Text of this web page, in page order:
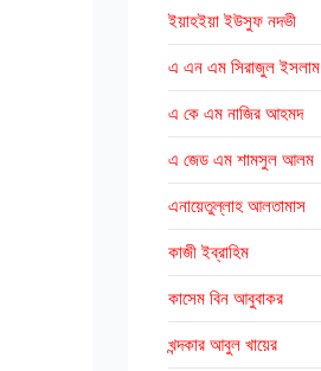
ইয়াহইয়া ইউসুফ নদভী
এ এন এম সিরাজুল ইসলাম
এ কে এম নাজির আহমদ
এ জেড এম শামসুল আলম
এনায়েতুল্লাহ আলতামাস
কাজী ইব্রাহিম
কাসেম বিন আবুবাকর
খন্দকার আবুল খায়ের